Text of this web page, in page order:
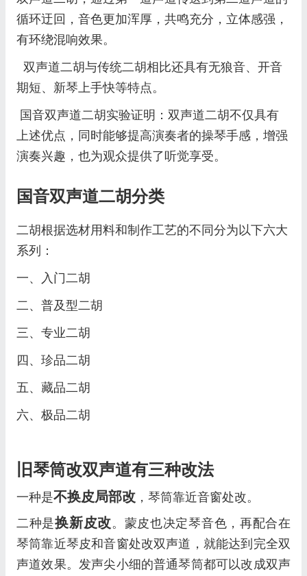
循环迂回，音色更加浑厚，共鸣充分，立体感强，
有环绕混响效果。
双声道二胡与传统二胡相比还具有无狼音、开音
期短、新琴上手快等特点。
国音双声道二胡实验证明：双声道二胡不仅具有
上述优点，同时能够提高演奏者的操琴手感，增强
演奏兴趣，也为观众提供了听觉享受。
国音双声道二胡分类
二胡根据选材用料和制作工艺的不同分为以下六大
系列：
一、入门二胡
二、普及型二胡
三、专业二胡
四、珍品二胡
五、藏品二胡
六、极品二胡
旧琴筒改双声道有三种改法
一种是不换皮局部改 ，琴筒靠近音窗处改。
二种是换新皮改。蒙皮也决定琴音色，再配合在
琴筒靠近琴皮和音窗处改双声道，就能达到完全双
声道效果。发声尖小细的普通琴筒都可以改成双声